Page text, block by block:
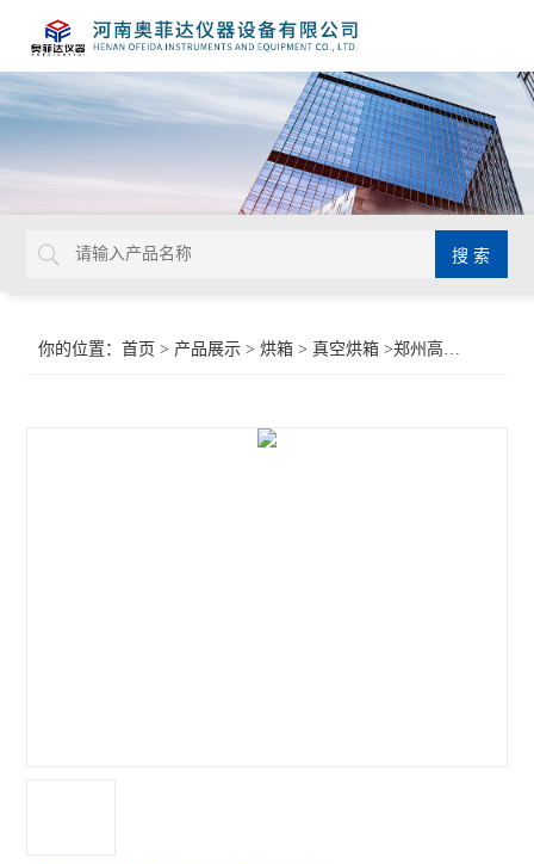
你的位置：首页 > 产品展示 >烘箱 >真空烘箱 >郑州高温真空烘箱